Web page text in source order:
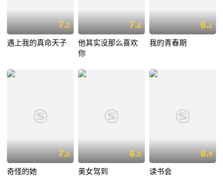
7.2
遇上我的真命天子
7.8
他其实没那么喜欢
你
6.1
我的青春期
7.0
奇怪的她
6.5
美女驾到
6.9
读书会